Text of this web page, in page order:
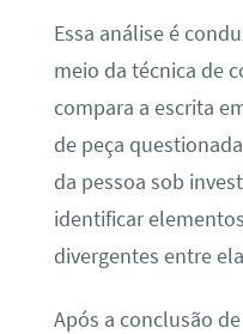
Essa análise é
meio da técnica de
compara a escrita
de peça
da pessoa sob
identificar
divergentes entre
Após a conclusão